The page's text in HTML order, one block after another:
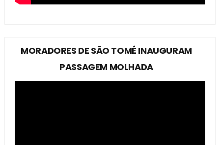
MORADORES DE SÃO TOMÉ INAUGURAM
PASSAGEM MOLHADA